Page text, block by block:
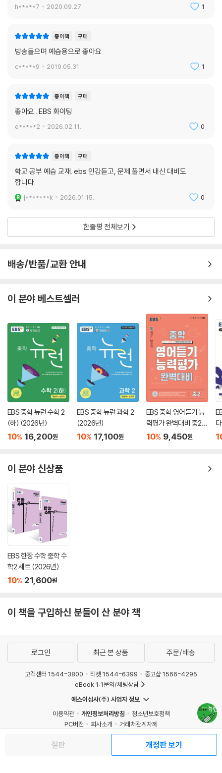
h*****7 2020.09.27. 1
종이책 구매
방송들으며 예습용으로 좋아요
c*****9 2019.05.31. 1
종이책 구매
좋아요...EBS 화이팅
e*****2 2026.02.11. 0
종이책 구매
학교 공부 예습 교재. ebs 인강듣고, 문제 풀면서 내신 대비도
합니다.
j*******k 2026.01.15. 0
한줄평 전체보기
배송/반품/교환 안내
이 분야 베스트셀러
EBS 중학 뉴런 수학 2
(하) (2026년)
10% 16,200원
EBS 중학 뉴런 과학 2
(2026년)
10% 17,100원
EBS 중학 영어듣기 능
력평가 완벽대비 중2
(2026년용)
10% 9,450원
이 분야 신상품
EBS 한장 수학 중학 수
학2 세트 (2026년)
10% 21,600원
이 책을 구입하신 분들이 산 분야 책
절판 개정판 보기
로그인 최근 본 상품 주문/배송
고객센터 1544-3800 티켓 1544-6399
중고샵 1566-4295
eBook 1:1문의/채팅상담
예스이십사(주) 사업자 정보
이용약관
개인정보처리방침
청소년보호정책
PC버전
회사소개
거래처관계자께
도서홍보
광고
Copyright © YES24 Corp. All Rights Reserved.